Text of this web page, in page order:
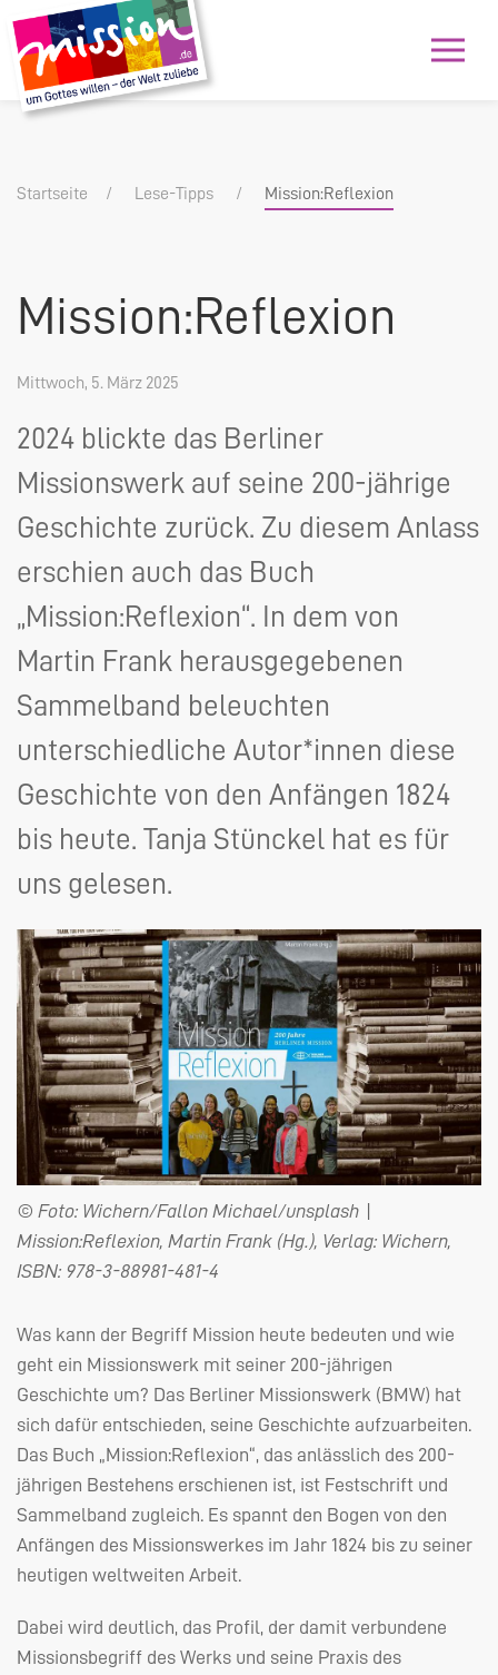
Startseite Lese-Tipps Mission:Reflexion
Mission:Reflexion
Mittwoch, 5. März 2025
2024 blickte das Berliner
Missionswerk auf seine 200-jährige
Geschichte zurück. Zu diesem Anlass
erschien auch das Buch
„Mission:Reflexion“. In dem von
Martin Frank herausgegebenen
Sammelband beleuchten
unterschiedliche Autor*innen diese
Geschichte von den Anfängen 1824
bis heute. Tanja Stünckel hat es für
uns gelesen.
© Foto: Wichern/Fallon Michael/unsplash |
Mission:Reflexion, Martin Frank (Hg.), Verlag: Wichern,
ISBN: 978-3-88981-481-4
Was kann der Begriff Mission heute bedeuten und wie
geht ein Missionswerk mit seiner 200-jährigen
Geschichte um? Das Berliner Missionswerk (BMW) hat
sich dafür entschieden, seine Geschichte aufzuarbeiten.
Das Buch „Mission:Reflexion“, das anlässlich des 200-
jährigen Bestehens erschienen ist, ist Festschrift und
Sammelband zugleich. Es spannt den Bogen von den
Anfängen des Missionswerkes im Jahr 1824 bis zu seiner
heutigen weltweiten Arbeit.
Dabei wird deutlich, das Profil, der damit verbundene
Missionsbegriff des Werks und seine Praxis des